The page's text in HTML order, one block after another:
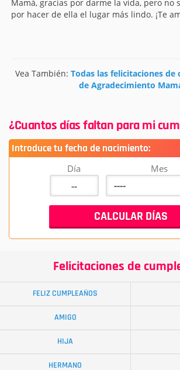
Mamá, gracias por darme la vida, pero no
por hacer de ella el lugar más lindo. ¡Te
Vea También: Todas las felicitaciones de
de Agradecimiento
¿Cuantos días faltan para mi
Introduce tu fecha de nacimiento:
Día Mes
Felicitaciones de
FELIZ CUMPLEAÑOS
AMIGO
HIJA
HERMANO